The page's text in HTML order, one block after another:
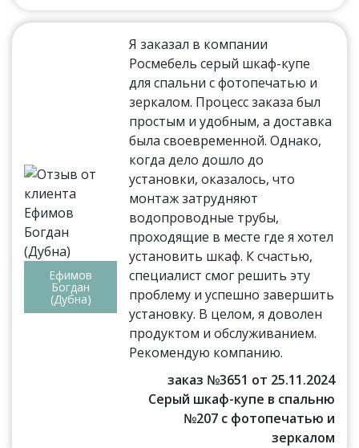
Ефимов
Богдан
(Дубна)
Я заказал в компании
Росмебель серый шкаф-купе
для спальни с фотопечатью и
зеркалом. Процесс заказа был
простым и удобным, а доставка
была своевременной. Однако,
когда дело дошло до
установки, оказалось, что
монтаж затрудняют
водопроводные трубы,
проходящие в месте где я хотел
установить шкаф. К счастью,
специалист смог решить эту
проблему и успешно завершить
установку. В целом, я доволен
продуктом и обслуживанием.
Рекомендую компанию.
заказ №3651 от 25.11.2024
Серый шкаф-купе в спальню
№207 с фотопечатью и
зеркалом